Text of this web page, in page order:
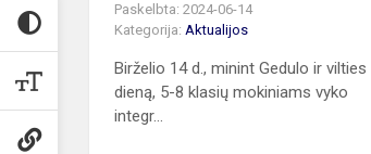
Paskelbta: 2024-06-14
Kategorija: Aktualijos
Birželio 14 d., minint Gedulo ir vilties
dieną, 5-8 klasių mokiniams vyko
integr...